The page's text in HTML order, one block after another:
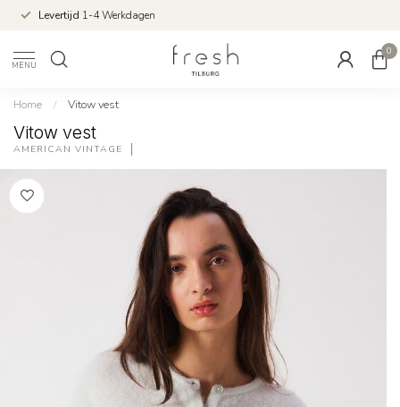
Levertijd 1-4 Werkdagen
MENU
0
Home / Vitow vest
Vitow vest
AMERICAN VINTAGE